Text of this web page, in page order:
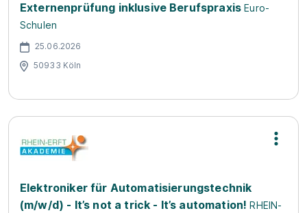
Externenprüfung inklusive Berufspraxis Euro-
Schulen
25.06.2026
50933 Köln
Elektroniker für Automatisierungstechnik
(m/w/d) - It’s not a trick - It’s automation! RHEIN-